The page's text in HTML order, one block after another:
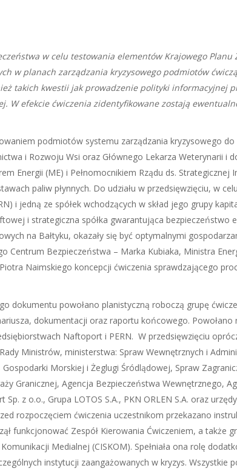
w celu testowania elementów Krajowego Planu
w planach zarządzania kryzysowego podmiotów
takich kwestii jak prowadzenie polityki informacyjnej
W efekcie ćwiczenia zidentyfikowane zostają
podmiotów systemu zarządzania kryzysowego do
i Rozwoju Wsi oraz Głównego Lekarza Weterynarii i
Energii (ME) i Pełnomocnikiem Rządu ds. Strategicznej
paliw płynnych. Do udziału w przedsięwzięciu, w
i jedną ze spółek wchodzących w skład jego grupy
i strategiczna spółka gwarantująca
na Bałtyku, okazały się być optymalnymi
Centrum Bezpieczeństwa – Marka Kubiaka, Ministra
Naimskiego koncepcji ćwiczenia sprawdzającego
dokumentu powołano planistyczną roboczą grupę
dokumentacji oraz raportu końcowego. Powołano
Naftoport i PERN. W przedsięwzięciu
Ministrów, ministerstwa: Spraw Wewnętrznych i
Morskiej i Żeglugi Śródlądowej, Spraw
Granicznej, Agencja Bezpieczeństwa Wewnętrznego,
Sp. z o.o., Grupa LOTOS S.A., PKN ORLEN S.A. oraz
rozpoczęciem ćwiczenia uczestnikom przekazano
funkcjonować Zespół Kierowania Ćwiczeniem, a także
Medialnej (CISKOM). Spełniała ona rolę
instytucji zaangażowanych w kryzys. Wszystkie